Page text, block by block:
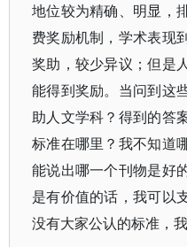
地位较为精确、明显，
费奖励机制，学术表现
奖助，较少异议；但是
能得到奖励。当问到这
助人文学科？得到的答
标准在哪里？我不知道
能说出哪一个刊物是好
是有价值的话，我可以
没有大家公认的标准，